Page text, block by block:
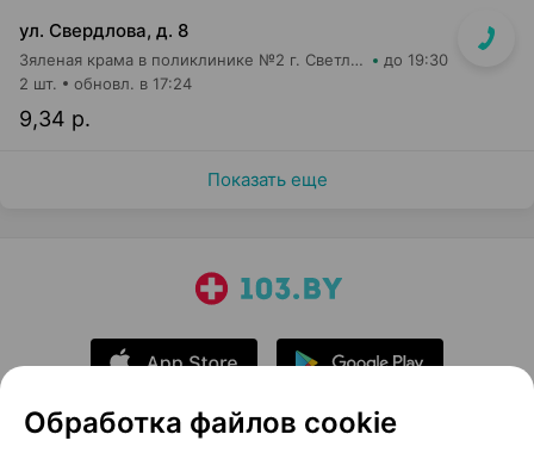
ул. Свердлова, д. 8
Зяленая крама в поликлинике №2 г. Светлогорска до 19:30
9,34 р.
2 шт. обновл. в 17:24
Показать еще
Обработка файлов cookie